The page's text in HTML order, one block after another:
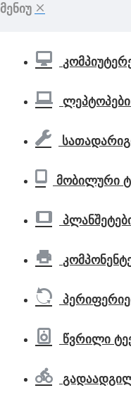
ᲛᲔᲜᲘᲣ
ლეპტოპები
მობილური
წვრილი